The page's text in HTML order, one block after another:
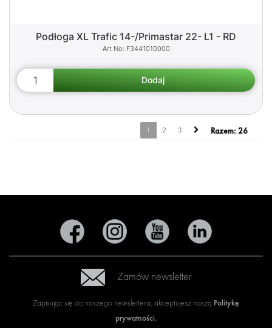
Podłoga XL Trafic 14-/Primastar 22- L1 - RD
F3441010000
1 2 3 Razem: 26
Zamów newsletter
Zapisując się do naszego newslettera, akceptujesz naszą Politykę
prywatności.